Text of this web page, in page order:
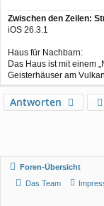
Zwischen den Zeilen:
iOS 26.3.1
Haus für Nachbarn:
Das Haus ist mit einem
Geisterhäuser am
Antworten
Foren-Übersicht
Das Team